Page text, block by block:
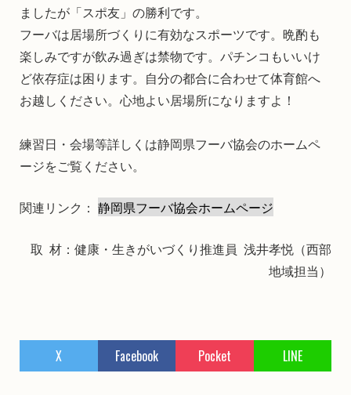
ましたが「スポ友」の勝利です。
フーバは居場所づくりに有効なスポーツです。晩酌も
楽しみですが飲み過ぎは禁物です。パチンコもいいけ
ど依存症は困ります。自分の都合に合わせて体育館へ
お越しください。心地よい居場所になりますよ！
練習日・会場等詳しくは静岡県フーバ協会のホームペ
ージをご覧ください。
関連リンク： 静岡県フーバ協会ホームページ
取 材：健康・生きがいづくり推進員 浅井孝悦（西部
地域担当）
X Facebook Pocket LINE